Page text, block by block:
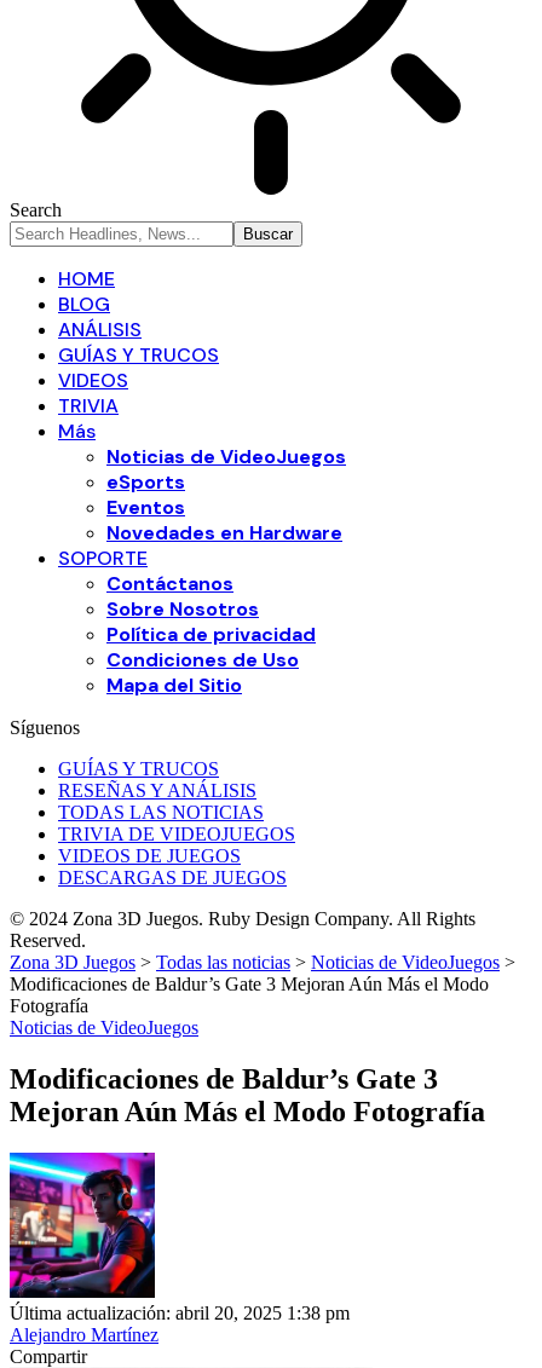
Search
HOME
BLOG
ANÁLISIS
GUÍAS Y TRUCOS
VIDEOS
TRIVIA
Más
Noticias de VideoJuegos
eSports
Eventos
Novedades en Hardware
SOPORTE
Contáctanos
Sobre Nosotros
Política de privacidad
Condiciones de Uso
Mapa del Sitio
Síguenos
GUÍAS Y TRUCOS
RESEÑAS Y ANÁLISIS
TODAS LAS NOTICIAS
TRIVIA DE VIDEOJUEGOS
VIDEOS DE JUEGOS
DESCARGAS DE JUEGOS
© 2024 Zona 3D Juegos. Ruby Design Company. All Rights
Reserved.
Zona 3D Juegos > Todas las noticias > Noticias de VideoJuegos >
Modificaciones de Baldur’s Gate 3 Mejoran Aún Más el Modo
Fotografía
Noticias de VideoJuegos
Modificaciones de Baldur’s Gate 3
Mejoran Aún Más el Modo Fotografía
Última actualización: abril 20, 2025 1:38 pm
Alejandro Martínez
Compartir